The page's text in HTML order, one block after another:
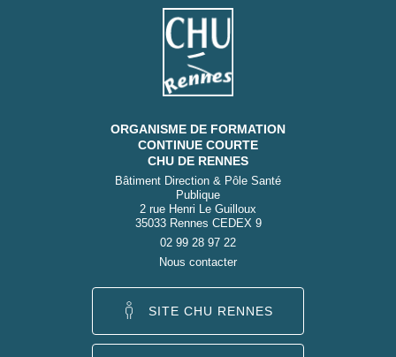
ORGANISME DE FORMATION
CONTINUE COURTE
CHU DE RENNES
Bâtiment Direction & Pôle Santé
Publique
2 rue Henri Le Guilloux
35033 Rennes CEDEX 9
02 99 28 97 22
Nous contacter
SITE CHU RENNES